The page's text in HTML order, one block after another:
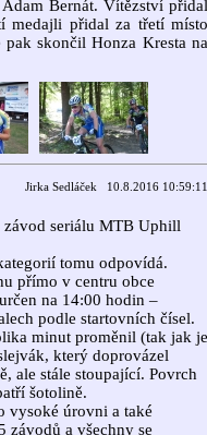
Bernát. Vítězství přidal
medajli přidal za třetí místo
skončil Honza Kresta na
Jirka Sedláček 10.8.2016 10:59:11
seriálu MTB Uphill
tomu odpovídá.
přímo v centru obce
na 14:00 hodin –
podle startovních čísel.
minut proměnil (tak jak je
který doprovázel
ale stále stoupající. Povrch
šotolině.
vysoké úrovni a také
závodů a všechny se